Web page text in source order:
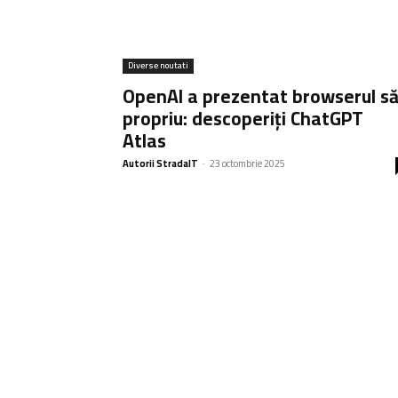
Diverse noutati
OpenAI a prezentat browserul
propriu: descoperiți ChatGPT
Atlas
Autorii StradaIT - 23 octombrie 2025